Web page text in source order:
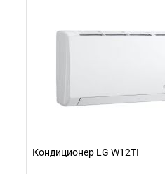
Кондиционер LG W12TI